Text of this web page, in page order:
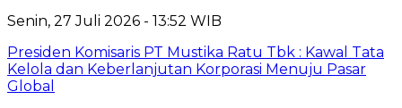
Senin, 27 Juli 2026 - 13:52 WIB
Presiden Komisaris PT Mustika Ratu Tbk : Kawal Tata
Kelola dan Keberlanjutan Korporasi Menuju Pasar
Global